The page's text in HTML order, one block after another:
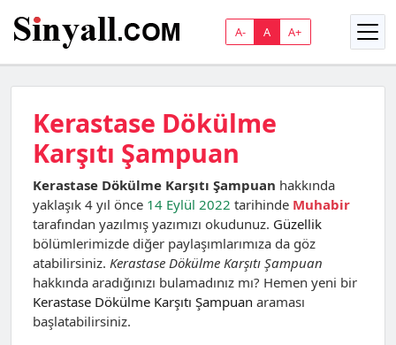
A- A A+
Kerastase Dökülme
Karşıtı Şampuan
Kerastase Dökülme Karşıtı Şampuan hakkında
yaklaşık 4 yıl önce 14 Eylül 2022 tarihinde Muhabir
tarafından yazılmış yazımızı okudunuz. Güzellik
bölümlerimizde diğer paylaşımlarımıza da göz
atabilirsiniz. Kerastase Dökülme Karşıtı Şampuan
hakkında aradığınızı bulamadınız mı? Hemen yeni bir
Kerastase Dökülme Karşıtı Şampuan araması
başlatabilirsiniz.